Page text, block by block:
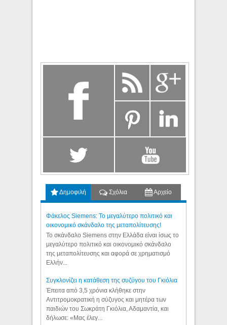
Δημοφιλή Σχόλια Αρχείο
Φάκελος Siemens: Το μεγαλύτερο πολιτικό και
οικονομικό σκάνδαλο της μεταπολίτευσης!
Το σκάνδαλο Siemens στην Ελλάδα είναι ίσως το
μεγαλύτερο πολιτικό και οικονομικό σκάνδαλο
της μεταπολίτευσης και αφορά σε χρηματισμό
Ελλήν...
Συγκλονίζει η κατάθεση της συζύγου του Γκιόλια
Έπειτα από 3,5 χρόνια κλήθηκε στην
Αντιτρομοκρατική η σύζυγος και μητέρα των
παιδιών του Σωκράτη Γκιόλια, Αδαμαντία, και
δήλωσε: «Μας έλεγ...